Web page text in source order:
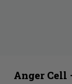
Anger Cell